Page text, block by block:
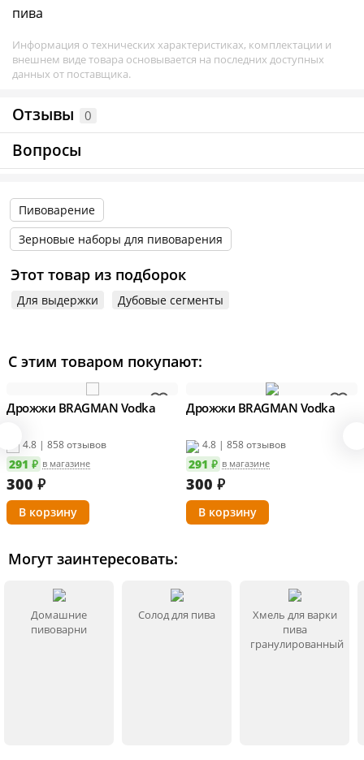
пива
Информация о технических характеристиках, комплектации и
внешнем виде товара основывается на последних доступных
данных от поставщика.
Отзывы 0
Вопросы
Пивоварение
Зерновые наборы для пивоварения
Этот товар из подборок
Для выдержки Дубовые сегменты
С этим товаром покупают:
Дрожжи BRAGMAN Vodka
4.8 | 858 отзывов
291 ₽ в магазине
300 ₽
Дрожжи BRAGMAN Vodka
4.8 | 858 отзывов
291 ₽ в магазине
300 ₽
Могут заинтересовать:
Домашние
пивоварни
Солод для пива
Хмель для варки
пива
гранулированный